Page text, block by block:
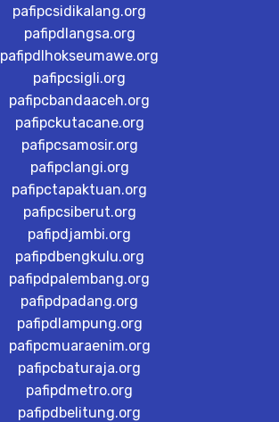
pafipcsidikalang.org
pafipdlangsa.org
pafipdlhokseumawe.org
pafipcsigli.org
pafipcbandaaceh.org
pafipckutacane.org
pafipcsamosir.org
pafipclangi.org
pafipctapaktuan.org
pafipcsiberut.org
pafipdjambi.org
pafipdbengkulu.org
pafipdpalembang.org
pafipdpadang.org
pafipdlampung.org
pafipcmuaraenim.org
pafipcbaturaja.org
pafipdmetro.org
pafipdbelitung.org